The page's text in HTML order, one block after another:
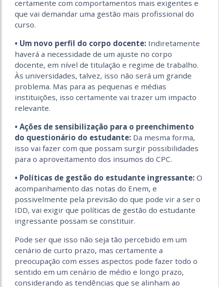
certamente com comportamentos mais exigentes e
que vai demandar uma gestão mais profissional do
curso.
• Um novo perfil do corpo docente: Indiretamente
haverá a necessidade de um ajuste no corpo
docente, em nível de titulação e regime de trabalho.
Às universidades, talvez, isso não será um grande
problema. Mas para as pequenas e médias
instituições, isso certamente vai trazer um impacto
relevante.
• Ações de sensibilização para o preenchimento
do questionário do estudante: Da mesma forma,
isso vai fazer com que possam surgir possibilidades
para o aproveitamento dos insumos do CPC.
• Políticas de gestão do estudante ingressante: O
acompanhamento das notas do Enem, e
possivelmente pela previsão do que pode vir a ser o
IDD, vai exigir que políticas de gestão do estudante
ingressante possam se constituir.
Pode ser que isso não seja tão percebido em um
cenário de curto prazo, mas certamente a
preocupação com esses aspectos pode fazer todo o
sentido em um cenário de médio e longo prazo,
considerando as tendências que se alinham ao